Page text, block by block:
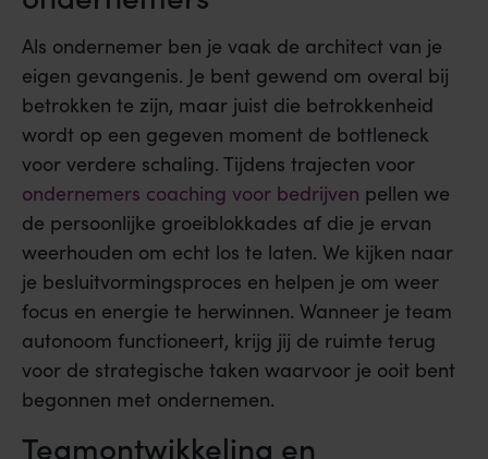
Als ondernemer ben je vaak de architect van je
eigen gevangenis. Je bent gewend om overal bij
betrokken te zijn, maar juist die betrokkenheid
wordt op een gegeven moment de bottleneck
voor verdere schaling. Tijdens trajecten voor
ondernemers coaching voor bedrijven pellen we
de persoonlijke groeiblokkades af die je ervan
weerhouden om echt los te laten. We kijken naar
je besluitvormingsproces en helpen je om weer
focus en energie te herwinnen. Wanneer je team
autonoom functioneert, krijg jij de ruimte terug
voor de strategische taken waarvoor je ooit bent
begonnen met ondernemen.
Teamontwikkeling en